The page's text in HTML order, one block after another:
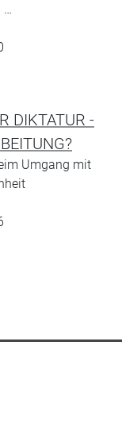
…
DIKTATUR -
Umgang mit